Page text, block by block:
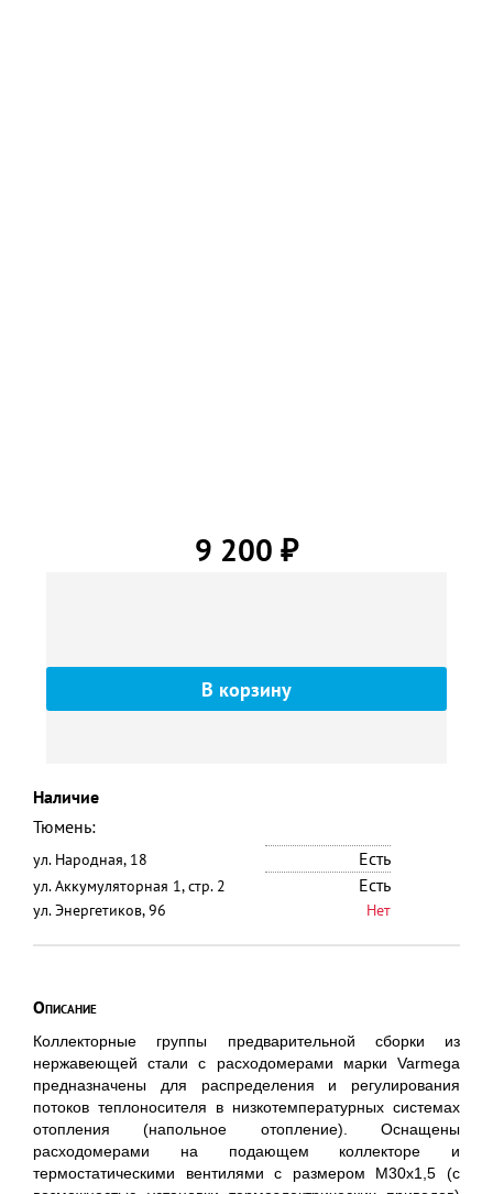
9 200 ₽
Наличие
Тюмень:
ул. Народная, 18 Есть
ул. Аккумуляторная 1, стр. 2 Есть
ул. Энергетиков, 96 Нет
Описание
Коллекторные группы предварительной сборки из
нержавеющей стали с расходомерами марки Varmega
предназначены для распределения и регулирования
потоков теплоносителя в низкотемпературных системах
отопления (напольное отопление). Оснащены
расходомерами на подающем коллекторе и
термостатическими вентилями с размером M30x1,5 (с